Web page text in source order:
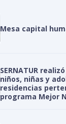
Mesa capital
SERNATUR
niños, niñas y
residencias
programa Mejor